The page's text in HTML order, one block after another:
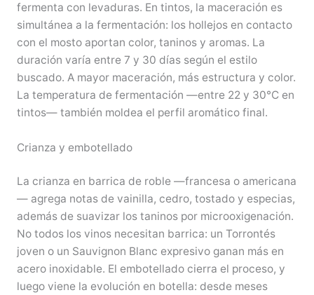
fermenta con levaduras. En tintos, la maceración es
simultánea a la fermentación: los hollejos en contacto
con el mosto aportan color, taninos y aromas. La
duración varía entre 7 y 30 días según el estilo
buscado. A mayor maceración, más estructura y color.
La temperatura de fermentación —entre 22 y 30°C en
tintos— también moldea el perfil aromático final.
Crianza y embotellado
La crianza en barrica de roble —francesa o americana
— agrega notas de vainilla, cedro, tostado y especias,
además de suavizar los taninos por microoxigenación.
No todos los vinos necesitan barrica: un Torrontés
joven o un Sauvignon Blanc expresivo ganan más en
acero inoxidable. El embotellado cierra el proceso, y
luego viene la evolución en botella: desde meses